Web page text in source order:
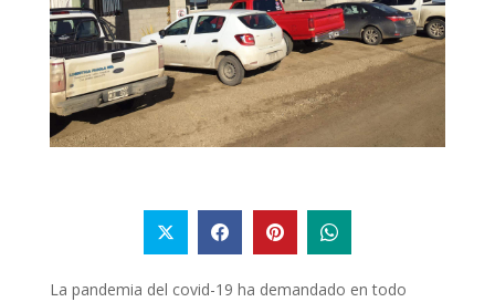
La pandemia del covid-19 ha demandado en todo